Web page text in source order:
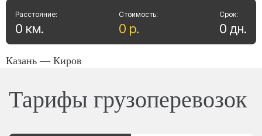
Стоимость:
0 р.
Расстояние:
0 км.
Срок:
0 дн.
Казань — Киров
Тарифы грузоперевозок